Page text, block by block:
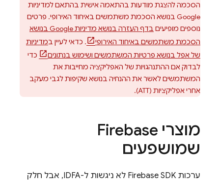
הסכמה להצגת מודעות בהתאמה אישית בהתאם למדיניות
Google בנושא הסכמת משתמשים באיחוד האירופי. פרטים
נוספים מופיעים
בדף העזרה בנושא מדיניות Google בנושא
הסכמת משתמשים באיחוד האירופי
. כדאי לעיין במדיניות
של אפל בנושא פרטיות המשתמשים ושימוש בנתונים
כדי
לבדוק אם ההתנהגויות של האפליקציה מחייבות את
המשתמשים לאשר את ההנחיה בנושא שקיפות לגבי מעקב
אחרי אפליקציות (ATT).
מוצרי Firebase
שמושפעים
ערכות Firebase SDK לא ניגשות ל-IDFA, אבל חלק